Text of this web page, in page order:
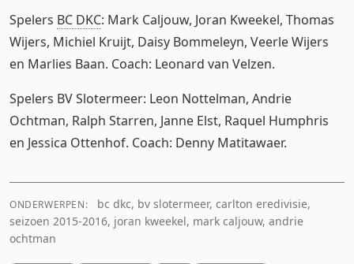
Spelers BC DKC: Mark Caljouw, Joran Kweekel, Thomas
Wijers, Michiel Kruijt, Daisy Bommeleyn, Veerle Wijers
en Marlies Baan. Coach: Leonard van Velzen.
Spelers BV Slotermeer: Leon Nottelman, Andrie
Ochtman, Ralph Starren, Janne Elst, Raquel Humphris
en Jessica Ottenhof. Coach: Denny Matitawaer.
ONDERWERPEN:
bc dkc, bv slotermeer, carlton eredivisie,
seizoen 2015-2016, joran kweekel, mark caljouw, andrie
ochtman